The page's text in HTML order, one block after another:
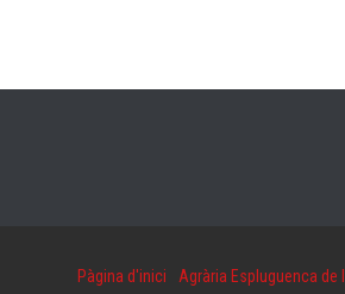
Pàgina d'inici
Agrària Espluguenca de